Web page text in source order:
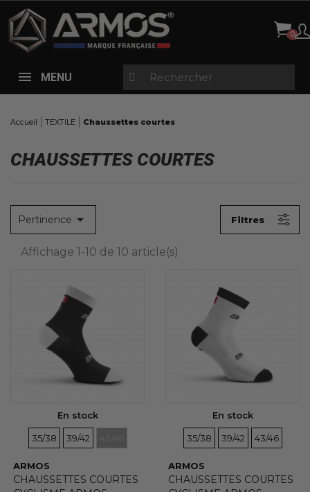
MENU
Accueil TEXTILE Chaussettes courtes
FILTRES
Tous
39/42(10)
COULEURS
(2)
Bleu
(1)
Jaune Fluo
(1)
Rose fluo(1)
(2)
EN PROMOTION
CHAUSSETTES COURTES
Pertinence  Filtres
Affichage 1-10 de 10 article(s)
En stock
TAILLES
35/38
TAILLES
39/42
TAILLES
ARMOS
CHAUSSETTES COURTES
En stock
TAILLES
35/38
TAILLES
39/42
TAILLES
43/46
ARMOS
CHAUSSETTES COURTES
Panneau de gestion des cookies